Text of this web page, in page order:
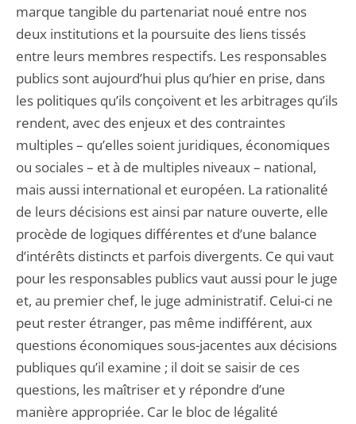
marque tangible du partenariat noué entre nos
deux institutions et la poursuite des liens tissés
entre leurs membres respectifs. Les responsables
publics sont aujourd’hui plus qu’hier en prise, dans
les politiques qu’ils conçoivent et les arbitrages qu’ils
rendent, avec des enjeux et des contraintes
multiples – qu’elles soient juridiques, économiques
ou sociales – et à de multiples niveaux – national,
mais aussi international et européen. La rationalité
de leurs décisions est ainsi par nature ouverte, elle
procède de logiques différentes et d’une balance
d’intérêts distincts et parfois divergents. Ce qui vaut
pour les responsables publics vaut aussi pour le juge
et, au premier chef, le juge administratif. Celui-ci ne
peut rester étranger, pas même indifférent, aux
questions économiques sous-jacentes aux décisions
publiques qu’il examine ; il doit se saisir de ces
questions, les maîtriser et y répondre d’une
manière appropriée. Car le bloc de légalité